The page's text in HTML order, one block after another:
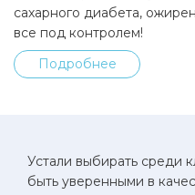
сахарного диабета,
все под контролем!
Подробнее
Устали выбирать среди
быть уверенными в